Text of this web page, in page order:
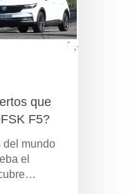
que
F5?
del mundo
el